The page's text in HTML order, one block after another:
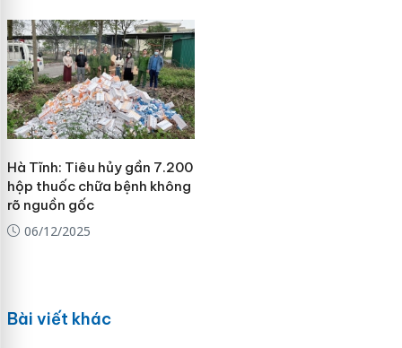
Hà Tĩnh: Tiêu hủy gần 7.200
hộp thuốc chữa bệnh không
rõ nguồn gốc
06/12/2025
Bài viết khác